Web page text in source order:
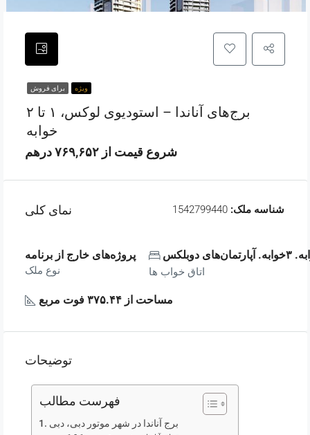
ویژه برای فروش
برج‌های آناندا – استودیوی لوکس، ۱ تا ۲
خوابه
شروع قیمت از ۷۶۹,۶۵۲ درهم
نمای کلی شناسه ملک: 1542799440
پروژه‌های خارج از برنامه
نوع ملک اتاق خواب ها
مساحت از ۳۷۵.۴۴ فوت مربع
توضیحات
فهرست مطالب
برج آناندا در شهر موتور دبی، دبی